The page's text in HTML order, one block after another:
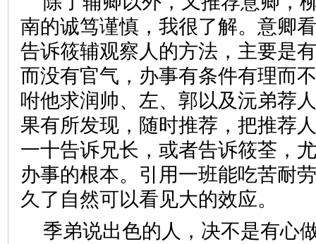
南的诚笃谨慎，我很了解。意卿
告诉筱辅观察人的方法，主要是
而没有官气，办事有条件有理而
咐他求润帅、左、郭以及沅弟荐
果有所发现，随时推荐，把推荐
一十告诉兄长，或者告诉筱荃，
办事的根本。引用一班能吃苦耐
久了自然可以看见大的效应。
季弟说出色的人，决不是有心